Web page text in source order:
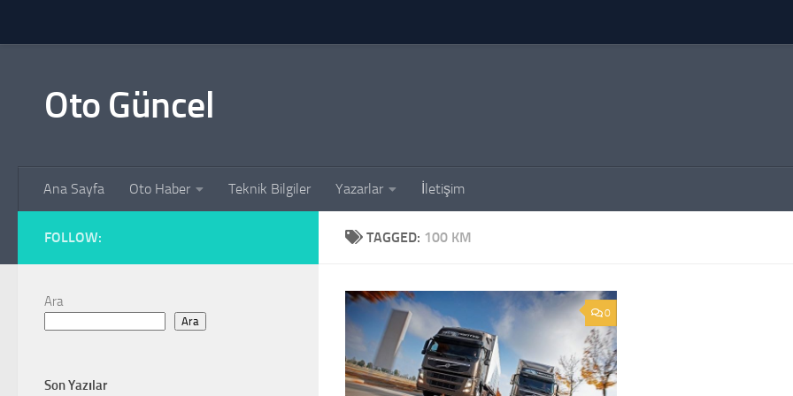
Oto Güncel
Ana Sayfa Oto Haber Teknik Bilgiler Yazarlar İletişim
TAGGED: 100 KM
0
FOLLOW:
Ara
Ara
Son Yazılar